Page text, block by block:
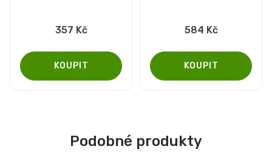
357 Kč
hvězdiček.
584 Kč
Podobné produkty